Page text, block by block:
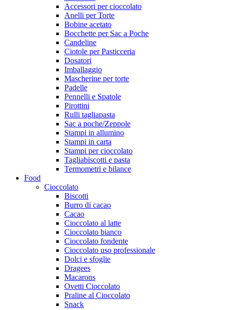
Accessori per cioccolato
Anelli per Torte
Bobine acetato
Bocchette per Sac a Poche
Candeline
Ciotole per Pasticceria
Dosatori
Imballaggio
Mascherine per torte
Padelle
Pennelli e Spatole
Pirottini
Rulli tagliapasta
Sac a poche/Zeppole
Stampi in allumino
Stampi in carta
Stampi per cioccolato
Tagliabiscotti e pasta
Termometri e bilance
Food
Cioccolato
Biscotti
Burro di cacao
Cacao
Cioccolato al latte
Cioccolato bianco
Cioccolato fondente
Cioccolato uso professionale
Dolci e sfoglie
Dragees
Macarons
Ovetti Cioccolato
Praline al Cioccolato
Snack